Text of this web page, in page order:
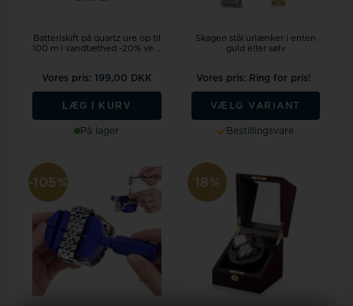
Batteriskift på quartz ure op til
100 m i vandtæthed -20% ve...
Vores pris: 199,00 DKK
LÆG I KURV
På lager
Skagen stål urlænker i enten
guld eller sølv
Vores pris: Ring for pris!
VÆLG VARIANT
Bestillingsvare
-105% 18%